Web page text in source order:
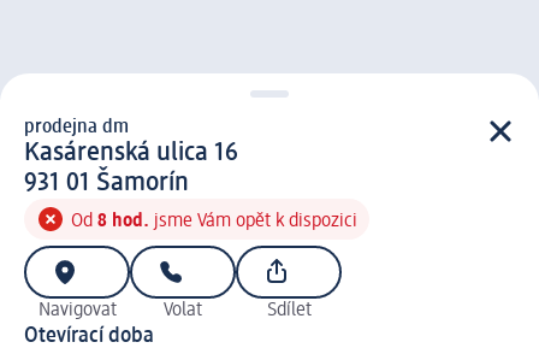
prodejna d m
prodejna dm
Kasárenská ulica 16
9 3 1 0 1
931 01 Šamorín
Od 8 hod. jsme Vám opět k dispozici
Navigovat Volat Sdílet
Otevírací doba